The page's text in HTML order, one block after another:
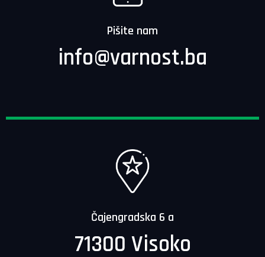
Pišite nam
info@varnost.ba
Čajengradska 6 a
71300 Visoko